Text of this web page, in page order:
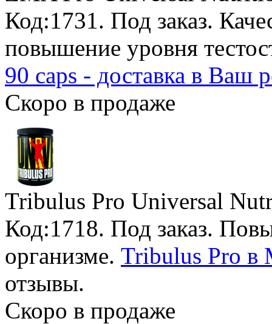
Код:1731. Под заказ.
повышение уровня
90 caps - доставка в Ваш
Скоро в продаже
Tribulus Pro Universal
Код:1718. Под заказ.
организме. Tribulus Pro в
отзывы.
Скоро в продаже